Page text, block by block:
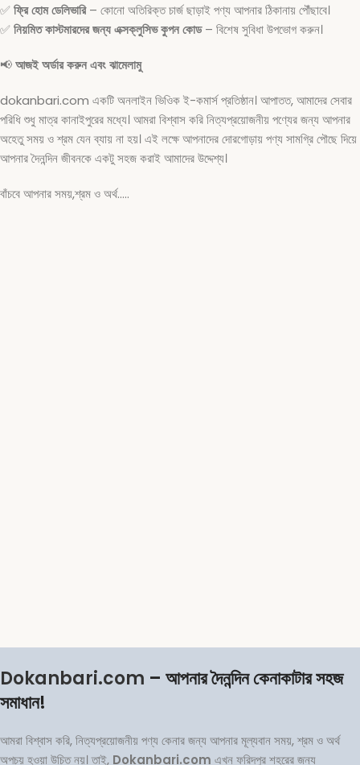
✅ ফ্রি হোম ডেলিভারি– কোনো অতিরিক্ত চার্জ ছাড়াই পণ্য আপনার ঠিকানায় পৌঁছাবে।
✅ নিয়মিত কাস্টমারদের জন্য এক্সক্লুসিভ কুপন কোড– বিশেষ সুবিধা উপভোগ করুন।
📢আজই অর্ডার করুন এবং ঝামেলামু
dokanbari.com একটি অনলাইন ভিওিক ই-কমার্স প্রতিষ্ঠান। আপাতত, আমাদের সেবার
পরিধি শুধু মাত্র কানাইপুরের মধ্যে। আমরা বিশ্বাস করি নিত্যপ্রয়োজনীয় পণ্যের জন্য আপনার
অহেতু সময় ও শ্রম যেন ব্যায় না হয়। এই লক্ষে আপনাদের দোরগোড়ায় পণ্য সামগ্রি পৌছে দিয়ে
আপনার দৈনন্দিন জীবনকে একটু সহজ করাই আমাদের উদ্দেশ্য।
বাঁচবে আপনার সময়,শ্রম ও অর্থ…..
Dokanbari.com – আপনার দৈনন্দিন কেনাকাটার সহজ
সমাধান!
আমরা বিশ্বাস করি, নিত্যপ্রয়োজনীয় পণ্য কেনার জন্য আপনার মূল্যবান সময়, শ্রম ও অর্থ
অপচয় হওয়া উচিত নয়। তাই, Dokanbari.com এখন ফরিদপুর শহরের জন্য